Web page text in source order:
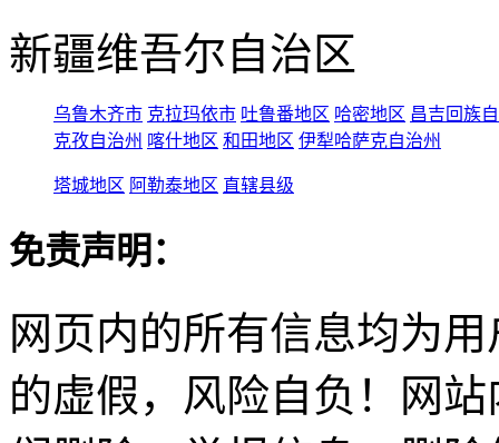
新疆维吾尔自治区
乌鲁木齐市 克拉玛依市 吐鲁番地区 哈密地区 昌吉回族
克孜自治州 喀什地区 和田地区 伊犁哈萨克自治州
塔城地区 阿勒泰地区 直辖县级
免责声明：
网页内的所有信息均为
的虚假，风险自负！网